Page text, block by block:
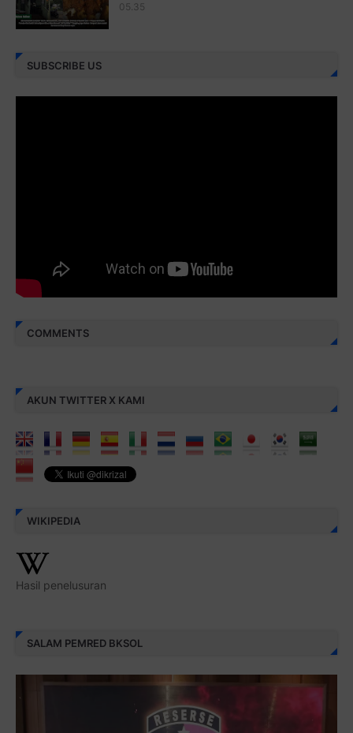
Juz 26 ⇨http://j.mp/2bFRHF2
05.35
SUBSCRIBE US
COMMENTS
AKUN TWITTER X KAMI
WIKIPEDIA
Hasil penelusuran
SALAM PEMRED BKSOL